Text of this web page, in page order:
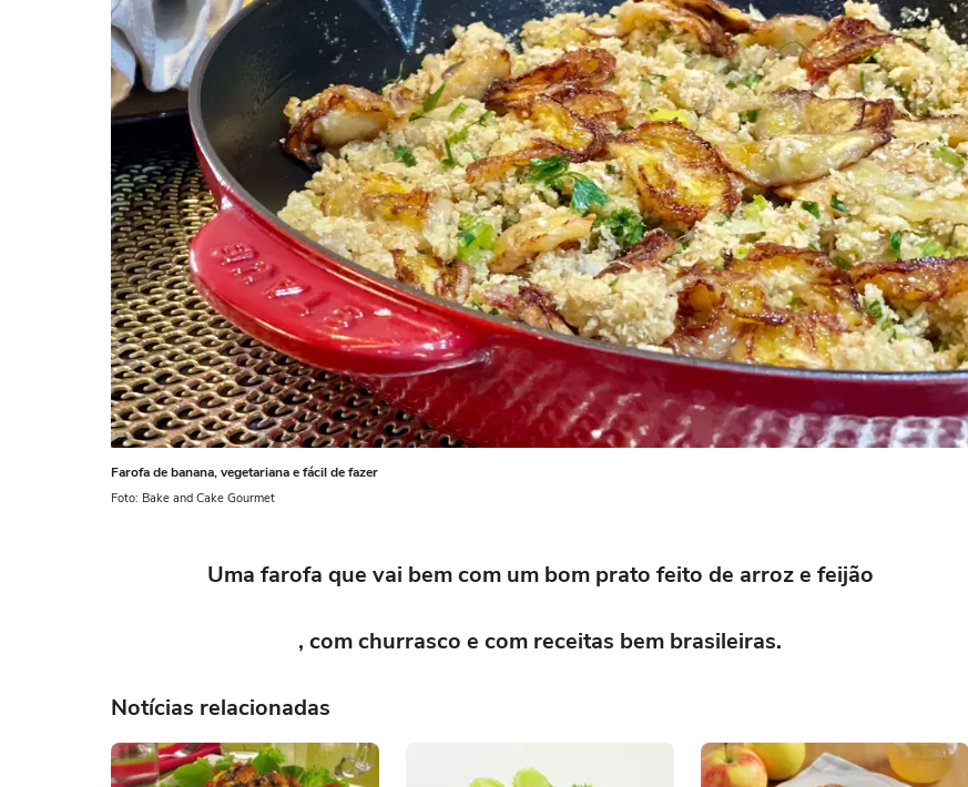
Farofa de banana, vegetariana e fácil de fazer
Foto: Bake and Cake Gourmet
Uma farofa que vai bem com um bom prato feito de arroz e feijão
, com churrasco e com receitas bem brasileiras.
Notícias relacionadas